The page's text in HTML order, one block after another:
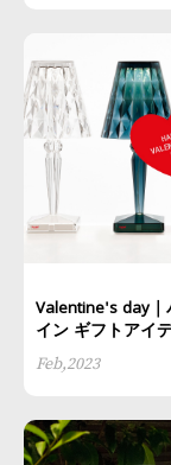
Valentine's day｜
イン ギフトアイ
Feb,2023